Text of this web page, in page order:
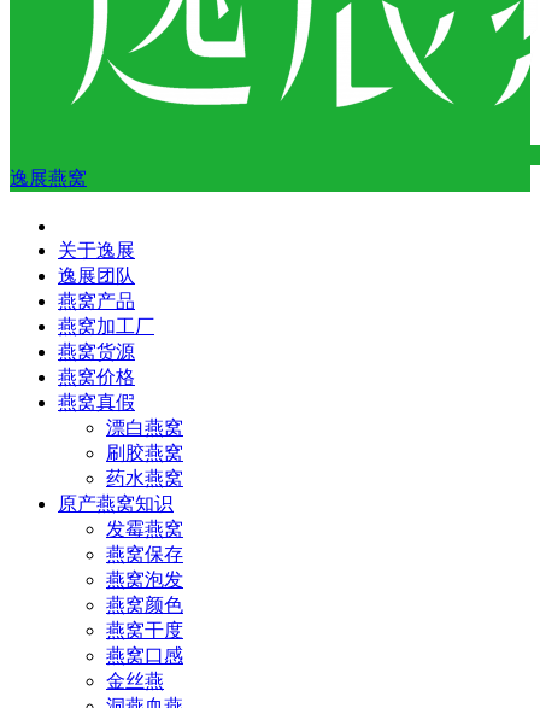
逸展燕窝
关于逸展
逸展团队
燕窝产品
燕窝加工厂
燕窝货源
燕窝价格
燕窝真假
漂白燕窝
刷胶燕窝
药水燕窝
原产燕窝知识
发霉燕窝
燕窝保存
燕窝泡发
燕窝颜色
燕窝干度
燕窝口感
金丝燕